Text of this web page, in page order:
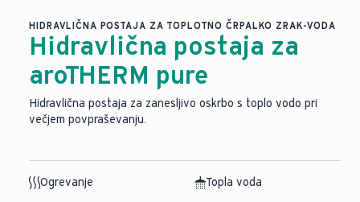
HIDRAVLIČNA POSTAJA ZA TOPLOTNO ČRPALKO ZRAK-VODA
Hidravlična postaja za
aroTHERM pure
Hidravlična postaja za zanesljivo oskrbo s toplo vodo pri
večjem povpraševanju.
Ogrevanje
Topla voda